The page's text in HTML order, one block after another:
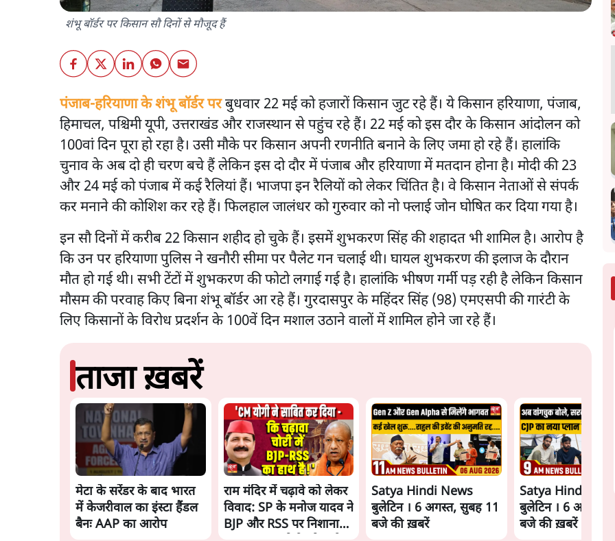
शंभू बॉर्डर पर किसान सौ दिनों से मौजूद हैं
पंजाब-हरियाणा के शंभू बॉर्डर परबुधवार 22 मई को हजारों किसान जुट रहे हैं। ये किसान हरियाणा, पंजाब,
हिमाचल, पश्चिमी यूपी, उत्तराखंड और राजस्थान से पहुंच रहे हैं। 22 मई को इस दौर के किसान आंदोलन को
100वां दिन पूरा हो रहा है। उसी मौके पर किसान अपनी रणनीति बनाने के लिए जमा हो रहे हैं। हालांकि
चुनाव के अब दो ही चरण बचे हैं लेकिन इस दो दौर में पंजाब और हरियाणा में मतदान होना है। मोदी की 23
और 24 मई को पंजाब में कई रैलियां हैं। भाजपा इन रैलियों को लेकर चिंतित है। वे किसान नेताओं से संपर्क
कर मनाने की कोशिश कर रहे हैं। फिलहाल जालंधर को गुरुवार को नो फ्लाई जोन घोषित कर दिया गया है।
इन सौ दिनों में करीब 22 किसान शहीद हो चुके हैं। इसमें शुभकरण सिंह की शहादत भी शामिल है। आरोप है
कि उन पर हरियाणा पुलिस ने खनौरी सीमा पर पैलेट गन चलाई थी। घायल शुभकरण की इलाज के दौरान
मौत हो गई थी। सभी टेंटों में शुभकरण की फोटो लगाई गई है। हालांकि भीषण गर्मी पड़ रही है लेकिन किसान
मौसम की परवाह किए बिना शंभू बॉर्डर आ रहे हैं। गुरदासपुर के महिंदर सिंह (98) एमएसपी की गारंटी के
लिए किसानों के विरोध प्रदर्शन के 100वें दिन मशाल उठाने वालों में शामिल होने जा रहे हैं।
ताजा ख़बरें
मेटा के सरेंडर के बाद भारत
में केजरीवाल का इंस्टा हैंडल
बैनः AAP का आरोप
राम मंदिर में चढ़ावे को लेकर
विवाद: SP के मनोज यादव ने
BJP और RSS पर निशाना
Satya Hindi News
बुलेटिन । 6 अगस्त, सुबह 11
बजे की ख़बरें
Satya Hindi News
बुलेटिन । 6 अगस्त,
बजे की ख़बरें